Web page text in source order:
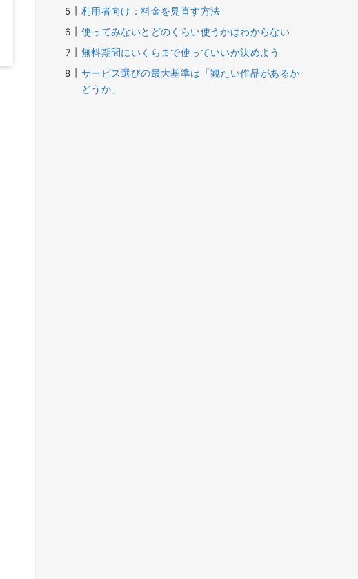
利用者向け：料金を見直す方法
使ってみないとどのくらい使うかはわからない
無料期間にいくらまで使っていいか決めよう
サービス選びの最大基準は「観たい作品があるか
どうか」